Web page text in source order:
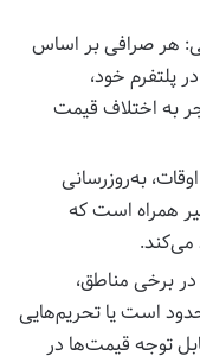
هر صرافی بر اساس
پلتفرم خود،
به اختلاف قیمت
به‌روزرسانی
همراه است که
می‌کند.
برخی مناطق،
است یا تحریم‌هایی
توجه قیمت‌ها در